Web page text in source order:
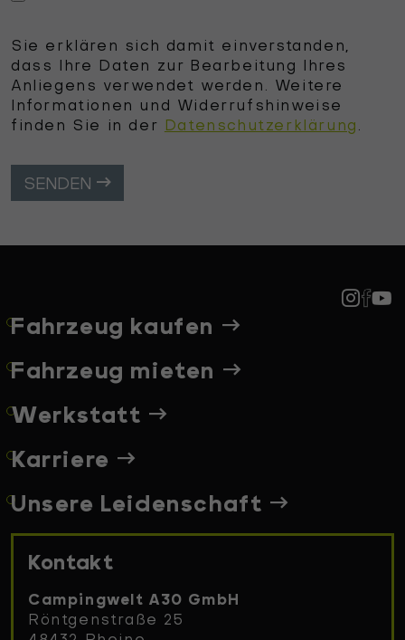
Sie erklären sich damit einverstanden,
dass Ihre Daten zur Bearbeitung Ihres
Anliegens verwendet werden. Weitere
Informationen und Widerrufshinweise
finden Sie in der Datenschutzerklärung.
SENDEN
Fahrzeug kaufen
Fahrzeug mieten
Werkstatt
Karriere
Unsere Leidenschaft
Kontakt
Campingwelt A30 GmbH
Röntgenstraße 25